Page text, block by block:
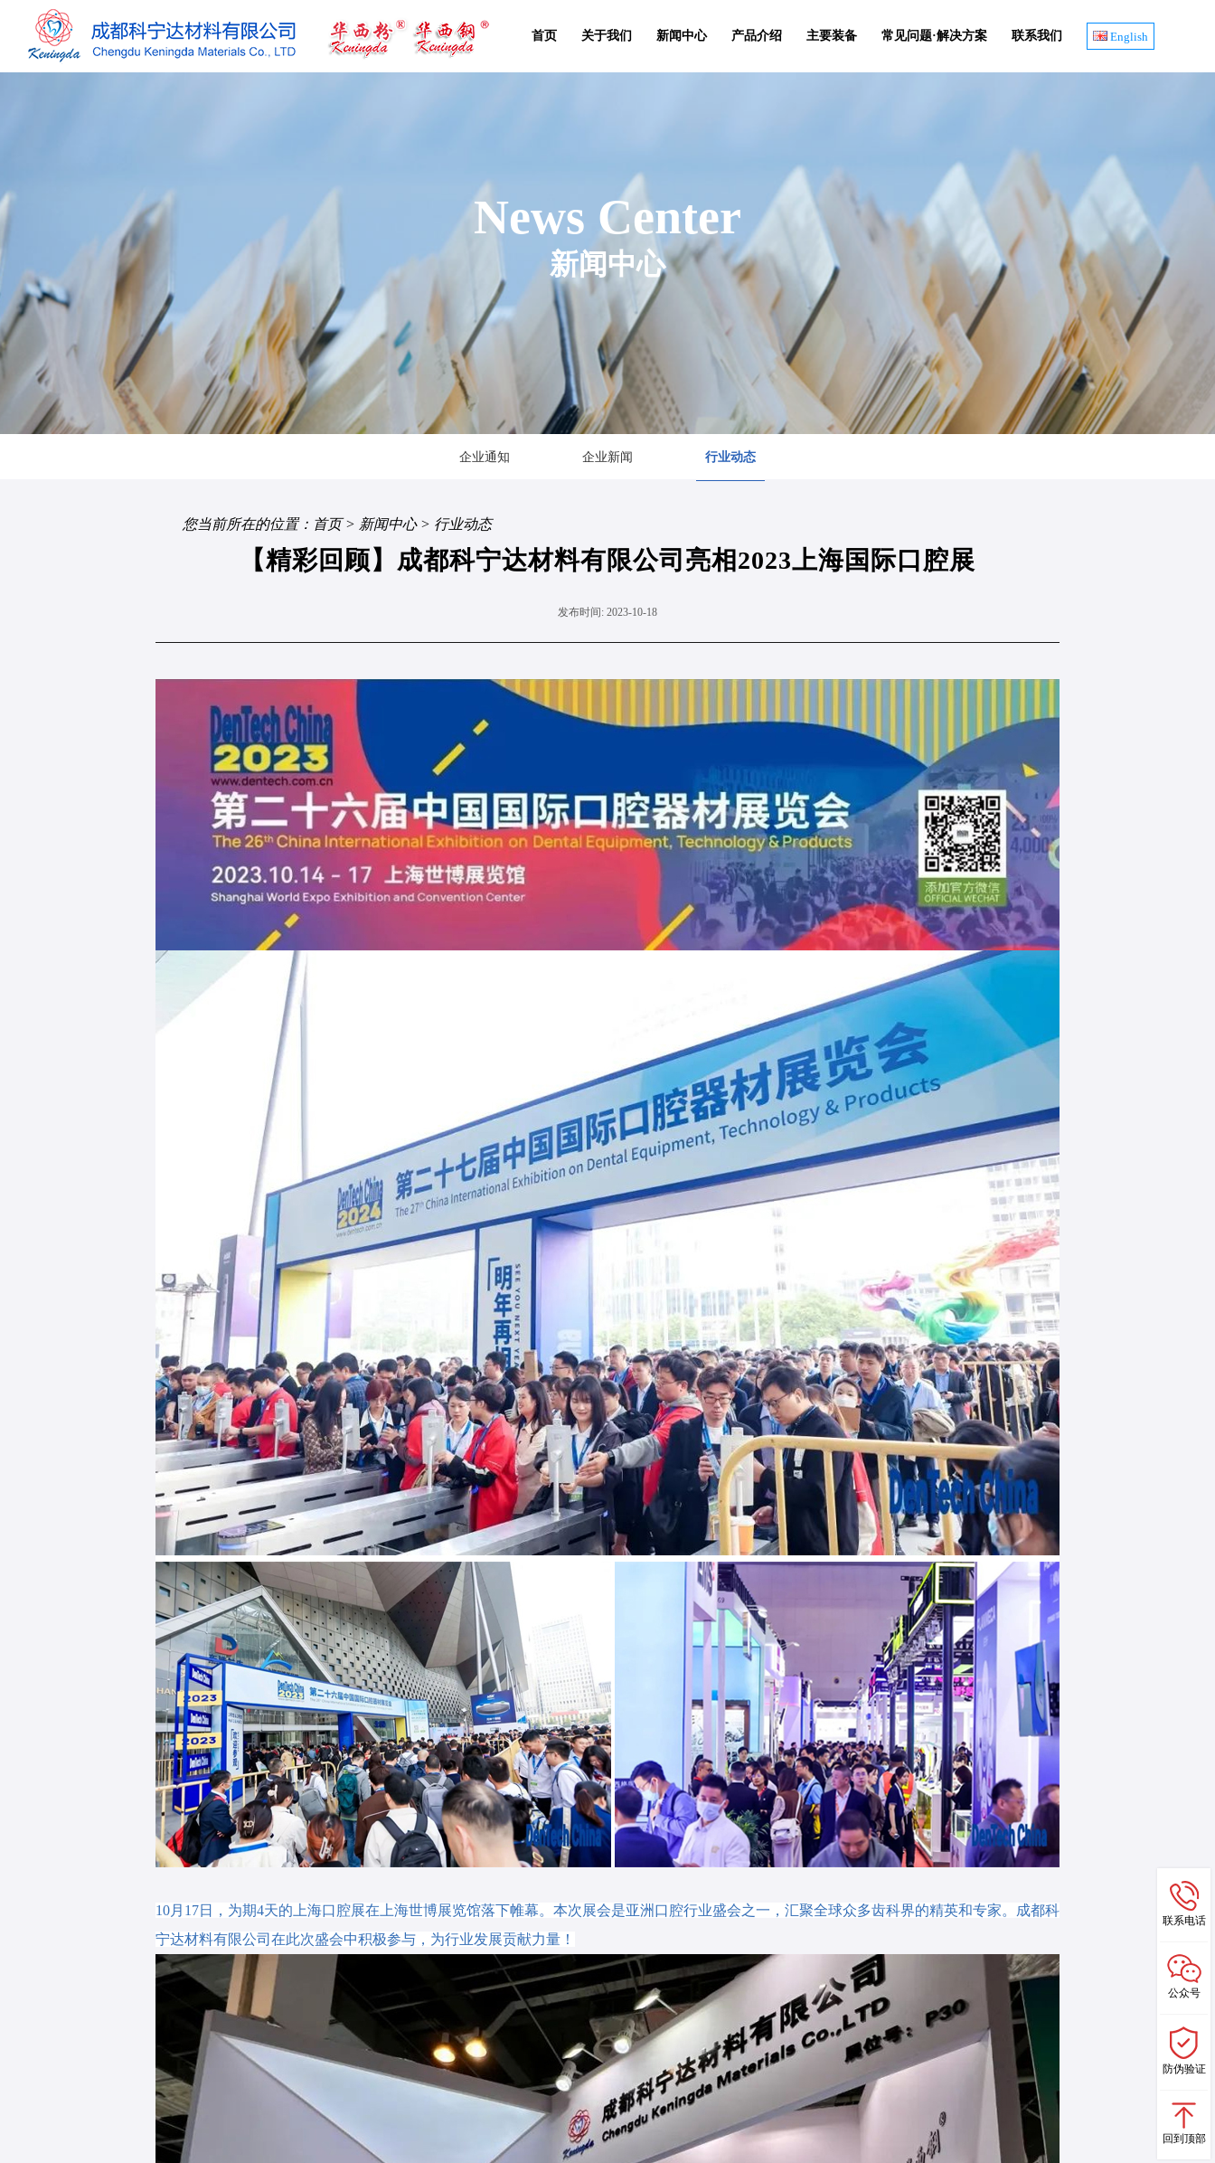
首页 关于我们 新闻中心 产品介绍 主要装备 常见问题·解决方案 联系我们 English
News Center
新闻中心
企业通知 企业新闻 行业动态
您当前所在的位置： 首页> 新闻中心> 行业动态
【精彩回顾】成都科宁达材料有限公司亮相2023上海国际口腔展
发布时间: 2023-10-18
10月17日，为期4天的上海口腔展在上海世博展览馆落下帷幕。本次展会是亚洲口腔行业盛会之一，汇聚全球众多齿科界的精英和专家。成都科
宁达材料有限公司在此次盛会中积极参与，为行业发展贡献力量！
联系电话
公众号
防伪验证
回到顶部